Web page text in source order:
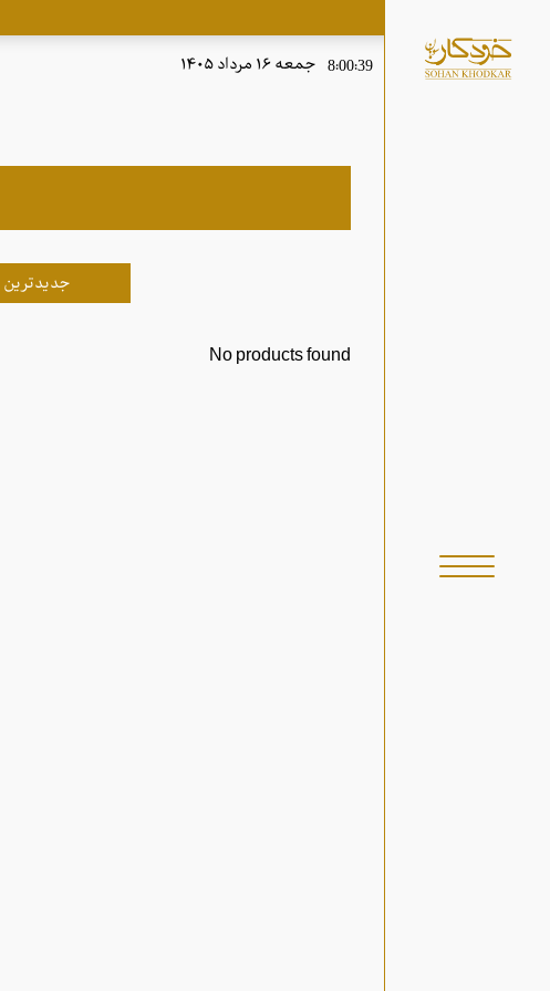
جمعه, ۱۶ مرداد, ۱۴۰۵ 8:00:39
جدیدترین
No products found